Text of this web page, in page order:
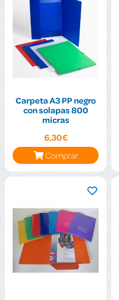
Carpeta A3 PP negro
con solapas 800
micras
6,30€
Comprar